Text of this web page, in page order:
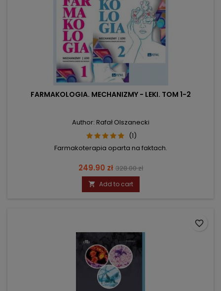
FARMAKOLOGIA. MECHANIZMY - LEKI. TOM 1-2
Author: Rafał Olszanecki
(1)
Farmakoterapia oparta na faktach.
Price
249.90 zł Regular
price
328.00 zł
 Add to cart
favorite_border